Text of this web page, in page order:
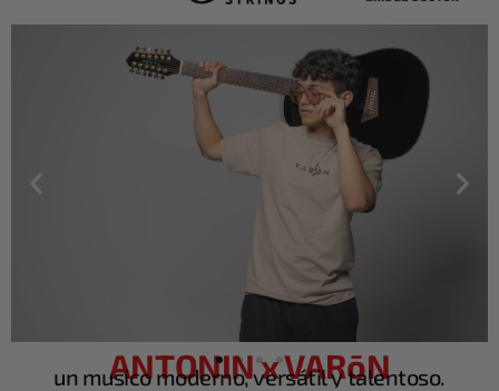
ANTONIN x VARōN
un musico moderno, versátil y talentoso.